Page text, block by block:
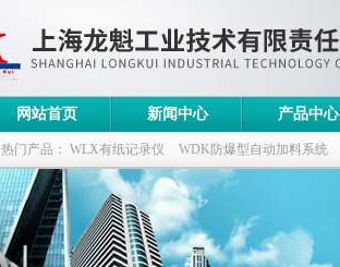
网站首页 新闻中心 产品中心
热门产品： WLX有纸记录仪 WDK防爆型自动加料系统
WDK流量定量控制柜 WB-2100定量装车控制仪